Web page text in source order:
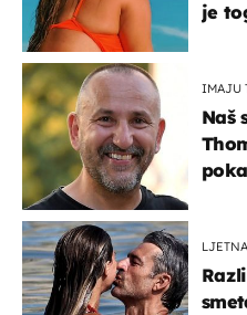
je
IMAJU
Naš